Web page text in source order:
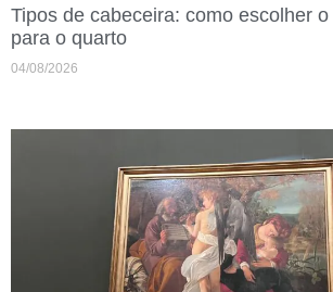
Tipos de cabeceira: como escolher
para o quarto
04/08/2026